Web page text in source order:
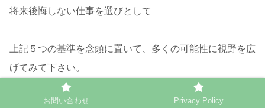
将来後悔しない仕事を選びとして
上記５つの基準を念頭に置いて、多くの可能性に視野を広
げてみて下さい。
本記事が、皆さんの就職、転職活動の一助になれば幸いで
お問い合わせ Privacy Policy